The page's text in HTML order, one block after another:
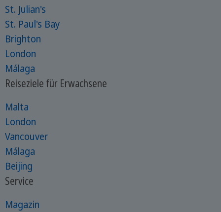
St. Julian's
St. Paul's Bay
Brighton
London
Málaga
Reiseziele für Erwachsene
Malta
London
Vancouver
Málaga
Beijing
Service
Magazin